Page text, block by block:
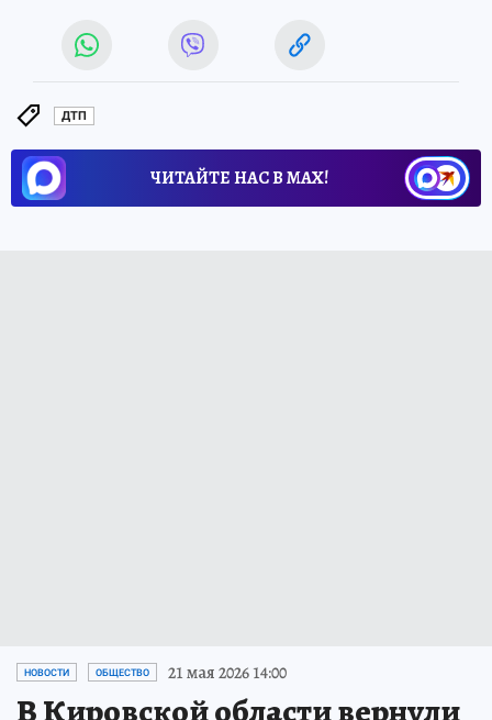
ДТП
ЧИТАЙТЕ НАС В МАХ!
НОВОСТИ ОБЩЕСТВО 21 мая 2026 14:00
В Кировской области вернули